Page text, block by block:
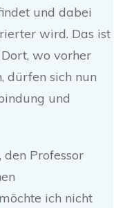
und dabei
wird. Das ist
wo vorher
dürfen sich nun
und
Professor
ich nicht